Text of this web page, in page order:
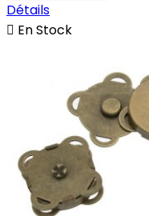
Détails
 En Stock